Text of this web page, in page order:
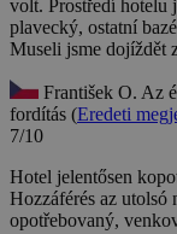
volt. Prostředí hotelu
plavecký, ostatní
Museli jsme dojíždět
František O. Az
fordítás (Eredeti
7/10
Hotel jelentősen
Hozzáférés az utolsó
opotřebovaný,